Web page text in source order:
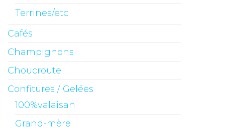
Terrines/etc.
Cafés
Champignons
Choucroute
Confitures / Gelées
100%valaisan
Grand-mère